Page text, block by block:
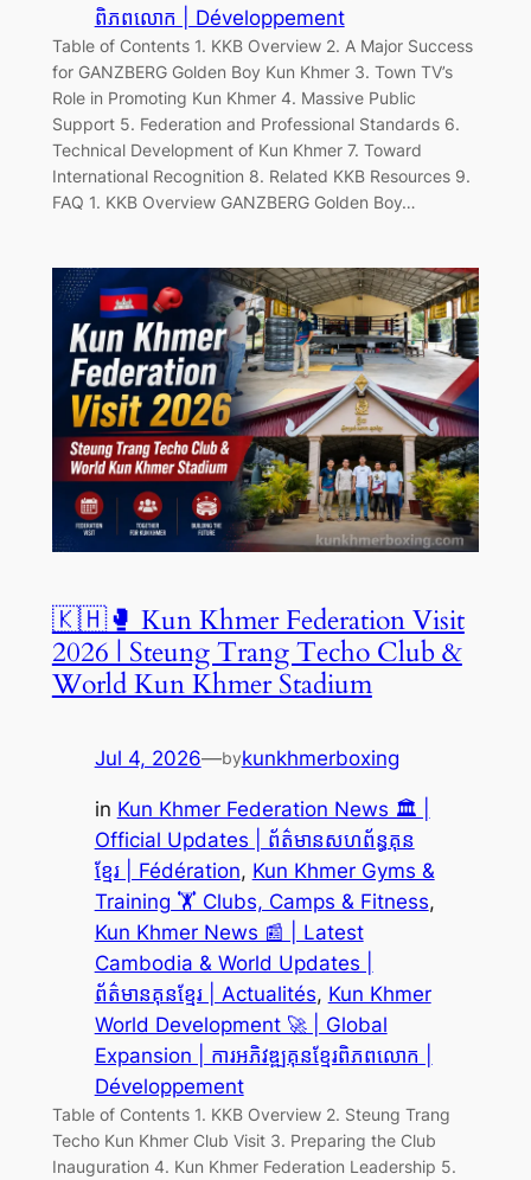
ពិភពលោក | Développement
Table of Contents 1. KKB Overview 2. A Major Success
for GANZBERG Golden Boy Kun Khmer 3. Town TV’s
Role in Promoting Kun Khmer 4. Massive Public
Support 5. Federation and Professional Standards 6.
Technical Development of Kun Khmer 7. Toward
International Recognition 8. Related KKB Resources 9.
FAQ 1. KKB Overview GANZBERG Golden Boy…
🇰🇭🥊 Kun Khmer Federation Visit
2026 | Steung Trang Techo Club &
World Kun Khmer Stadium
Jul 4, 2026—bykunkhmerboxing
in Kun Khmer Federation News 🏛️ |
Official Updates | ព័ត៌មានសហព័ន្ធគុន
ខ្មែរ | Fédération, Kun Khmer Gyms &
Training 🏋️ Clubs, Camps & Fitness
Kun Khmer News 📰 | Latest
Cambodia & World Updates |
ព័ត៌មានគុនខ្មែរ | Actualités, Kun Khmer
World Development 🚀 | Global
Expansion | ការអភិវឌ្ឍគុនខ្មែរពិភពលោក |
Développement
Table of Contents 1. KKB Overview 2. Steung Trang
Techo Kun Khmer Club Visit 3. Preparing the Club
Inauguration 4. Kun Khmer Federation Leadership 5.